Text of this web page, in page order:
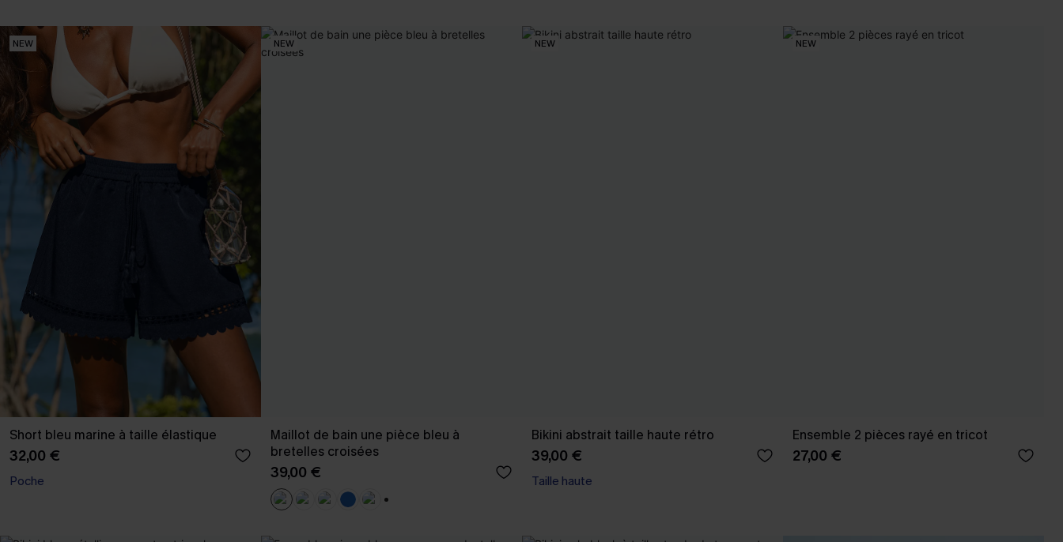
NEW
Short bleu marine à taille élastique
32,00 €
Poche
NEW
Maillot de bain une pièce bleu à
bretelles croisées
39,00 €
NEW
Bikini abstrait taille haute rétro
39,00 €
Taille haute
NEW
Ensemble 2 pièces rayé en tricot
27,00 €